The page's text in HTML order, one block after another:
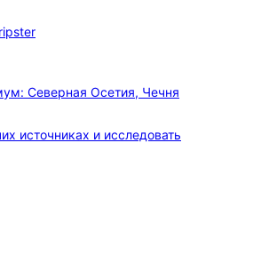
Северная Осетия, Чечня
источниках и исследовать